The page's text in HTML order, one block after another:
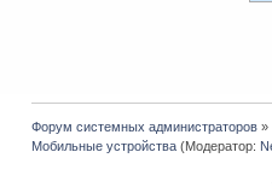
Форум системных администраторов »
Мобильные устройства (Модератор: